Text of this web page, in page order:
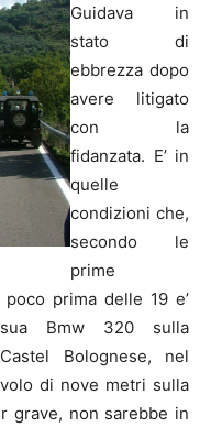
Guidava in
stato di
ebbrezza dopo
avere litigato
con la
fidanzata. E’ in
quelle
condizioni che,
secondo le
prime
prima delle 19 e’
Bmw 320 sulla
Bolognese, nel
di nove metri sulla
grave, non sarebbe in